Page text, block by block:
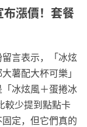
布漲價！套餐
言表示，「冰炫
薯配大杯可樂」
「冰炫風＋蛋捲冰
較少提到點點卡
定，但它們真的